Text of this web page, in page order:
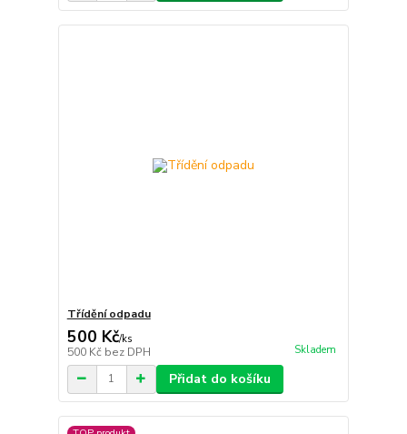
Třídění odpadu
500 Kč/ks
500 Kč bez DPH Skladem
Přidat do košíku